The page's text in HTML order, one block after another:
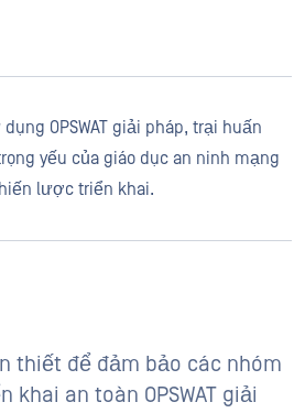
OPSWAT giải pháp, trại huấn
yếu của giáo dục an ninh mạng
lược triển khai.
thiết để đảm bảo các nhóm
khai an toàn OPSWAT giải